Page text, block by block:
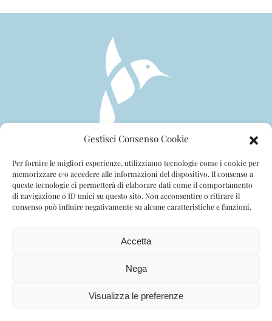
Gestisci Consenso Cookie
Per fornire le migliori esperienze, utilizziamo tecnologie come i cookie per
memorizzare e/o accedere alle informazioni del dispositivo. Il consenso a
queste tecnologie ci permetterà di elaborare dati come il comportamento
di navigazione o ID unici su questo sito. Non acconsentire o ritirare il
consenso può influire negativamente su alcune caratteristiche e funzioni.
Accetta
Nega
Visualizza le preferenze
PRIVACY POLICY
COOKIE POLICY
SITEMAP
Stefania Fronteddu, Via Roma 26, Ponte Buggianese
(PT) 51019 PI. 01964790479
Caregiver per te. All rights reserved. Credits